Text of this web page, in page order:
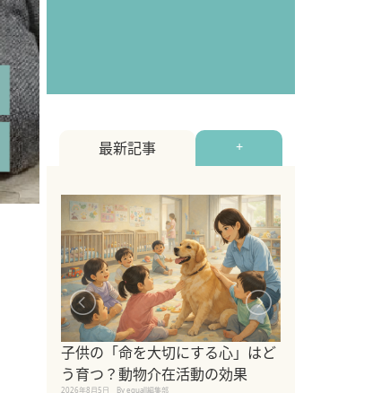
最新記事 +
子供の「命を大切にする心」はど
う育つ？動物介在活動の効果
2026年8月5日 By equall編集部